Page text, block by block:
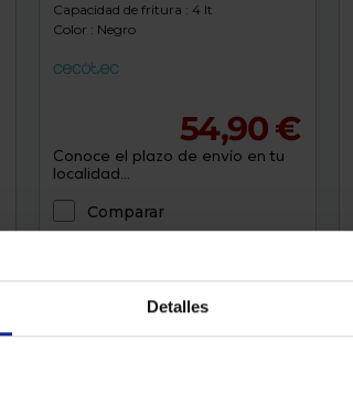
Detalles
Capacidad de fritura : 4 lt
Color : Negro
54,90 €
Conoce el plazo de envío en tu
localidad...
Comparar
Envío gratis